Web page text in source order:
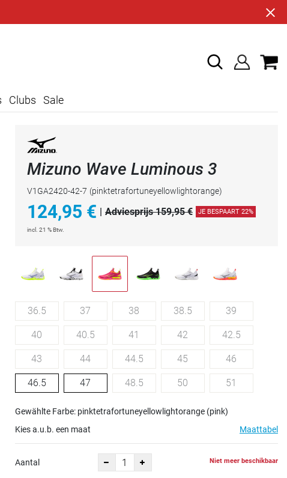
Clubs Sale
Mizuno Wave Luminous 3
V1GA2420-42-7 (pinktetrafortuneyellowlightorange)
124,95 € | Adviesprijs 159,95 € JE BESPAART 22%
incl. 21 % Btw.
36.5 37 38 38.5 39
40 40.5 41 42 42.5
43 44 44.5 45 46
46.5 47 48.5 50 51
Gewählte Farbe: pinktetrafortuneyellowlightorange (pink)
Kies a.u.b. een maat
Maattabel
Aantal Niet meer beschikbaar